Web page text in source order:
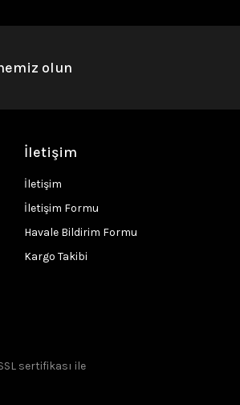
olun
İletişim
İletişim
İletişim Formu
Havale Bildirim Formu
Kargo Takibi
sertifikası ile